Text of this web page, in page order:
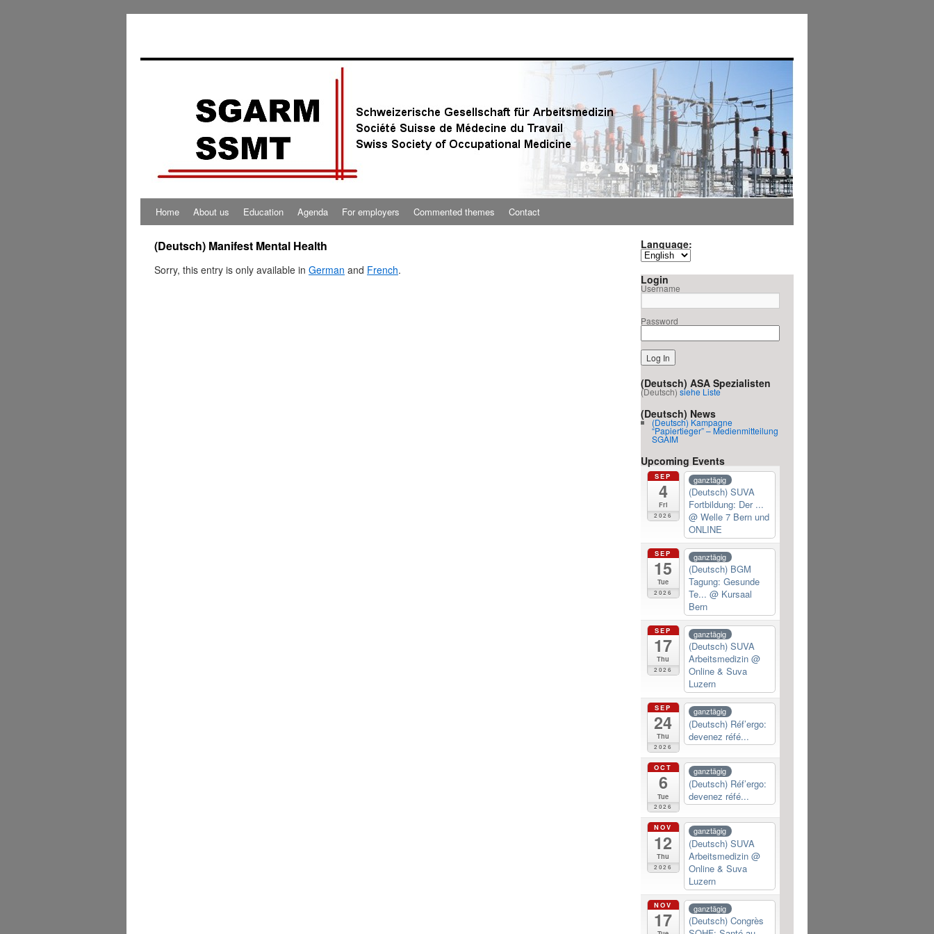
Home About us Education Agenda For employers Commented themes Contact
(Deutsch) Manifest Mental Health
Sorry, this entry is only available in German and French.
Language:
Login
Username
Password
(Deutsch) ASA Spezialisten
(Deutsch) siehe Liste
(Deutsch) News
(Deutsch) Kampagne
“Papiertieger” – Medienmitteilung
SGAIM
Upcoming Events
SEP
4
Fri
2026
ganztägig
(Deutsch) SUVA
Fortbildung: Der ...
@ Welle 7 Bern und
ONLINE
SEP
15
Tue
2026
ganztägig
(Deutsch) BGM
Tagung: Gesunde
Te... @ Kursaal
Bern
SEP
17
Thu
2026
ganztägig
(Deutsch) SUVA
Arbeitsmedizin @
Online & Suva
Luzern
SEP
24
Thu
2026
ganztägig
(Deutsch) Réf’ergo:
devenez réfé...
OCT
6
Tue
2026
ganztägig
(Deutsch) Réf’ergo:
devenez réfé...
NOV
12
Thu
2026
ganztägig
(Deutsch) SUVA
Arbeitsmedizin @
Online & Suva
Luzern
NOV
17
ganztägig
(Deutsch) Congrès